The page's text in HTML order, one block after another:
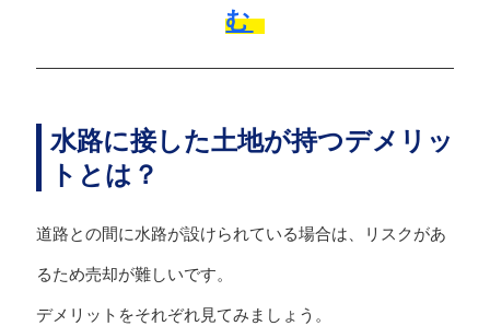
む
水路に接した土地が持つデメリッ
トとは？
道路との間に水路が設けられている場合は、リスクがあ
るため売却が難しいです。
デメリットをそれぞれ見てみましょう。